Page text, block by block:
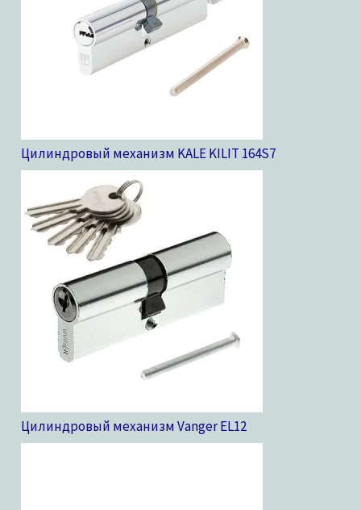
Цилиндровый механизм KALE KILIT 164S7
Цилиндровый механизм Vanger EL12